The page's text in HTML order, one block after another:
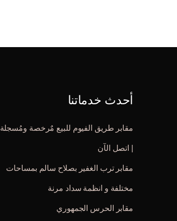
أحدث خدماتنا
مقابر طريق الفيوم للبيع مٌرخصة ومُسجلة
| اتصل الآن
مقابر ترب الغفير بصلاح سالم بمساحات
مختلفة و انظمة سداد مرنة
مقابر الحرس الجمهوري